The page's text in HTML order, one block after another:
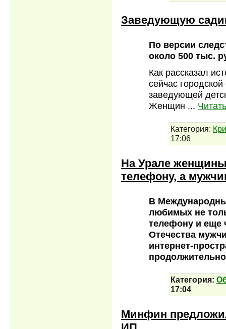
Заведующую
По версии
около 500 тыс.
Как рассказал
сейчас
заведующей
Женщин ...
Категория:
17:06
На Урале
телефону, а
В
любимых не
телефону и еще
Отечества
интернет-
Категория:
17:04
Минфин